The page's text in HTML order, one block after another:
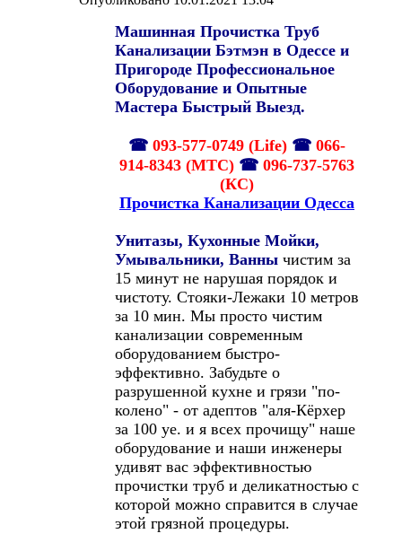
Машинная Прочистка Труб
Канализации Бэтмэн в Одессе и
Пригороде Профессиональное
Оборудование и Опытные
Мастера Быстрый Выезд.
☎ 093-577-0749 (Life) ☎ 066-
914-8343 (МТС) ☎ 096-737-5763
(КС)
Прочистка Канализации Одесса
Унитазы, Кухонные Мойки,
Умывальники, Ванны чистим за
15 минут не нарушая порядок и
чистоту. Стояки-Лежаки 10 метров
за 10 мин. Мы просто чистим
канализации современным
оборудованием быстро-
эффективно. Забудьте о
разрушенной кухне и грязи "по-
колено" - от адептов "аля-Кёрхер
за 100 уе. и я всех прочищу" наше
оборудование и наши инженеры
удивят вас эффективностью
прочистки труб и деликатностью с
которой можно справится в случае
этой грязной процедуры.